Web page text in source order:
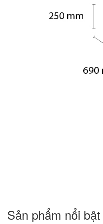
Sản phẩm nổi bật